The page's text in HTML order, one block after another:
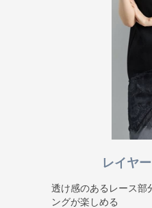
レイヤ
透け感のあるレース部
ングが楽しめる